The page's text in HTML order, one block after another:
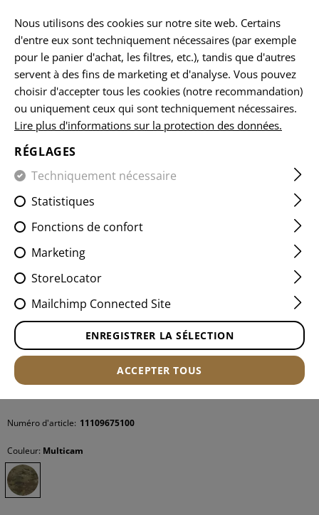
ACCUEIL EQUIPEMENTS LES ÉCUSSONS IR FLAG
UNION JACK IR PATCH
Numéro d'article: 11109675100
Couleur: Multicam
Nous utilisons des cookies sur notre site web. Certains
d'entre eux sont techniquement nécessaires (par exemple
pour le panier d'achat, les filtres, etc.), tandis que d'autres
servent à des fins de marketing et d'analyse. Vous pouvez
choisir d'accepter tous les cookies (notre recommandation)
ou uniquement ceux qui sont techniquement nécessaires.
Lire plus d'informations sur la protection des données.
RÉGLAGES
Techniquement nécessaire
Statistiques
Fonctions de confort
Marketing
StoreLocator
Mailchimp Connected Site
ENREGISTRER LA SÉLECTION
ACCEPTER TOUS